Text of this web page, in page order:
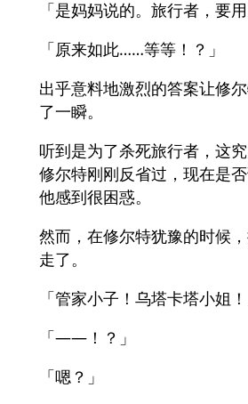
「是妈妈说的。旅行者，要
「原来如此……等等！？」
出乎意料地激烈的答案让修
了一瞬。
听到是为了杀死旅行者，这
修尔特刚刚反省过，现在是
他感到很困惑。
然而，在修尔特犹豫的时候
走了。
「管家小子！乌塔卡塔小姐！
「――！？」
「嗯？」